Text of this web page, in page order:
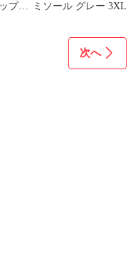
プド
ミソール グレー 3XL
次へ